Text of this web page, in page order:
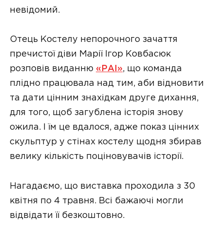
невідомий.
Отець Костелу непорочного зачаття
пречистої діви Марії Ігор Ковбасюк
розповів виданню «РАІ», що команда
плідно працювала над тим, аби відновити
та дати цінним знахідкам друге дихання,
для того, щоб загублена історія знову
ожила. І їм це вдалося, адже показ цінних
скульптур у стінах костелу щодня збирав
велику кількість поціновувачів історії.
Нагадаємо, що виставка проходила з 30
квітня по 4 травня. Всі бажаючі могли
відвідати її безкоштовно.